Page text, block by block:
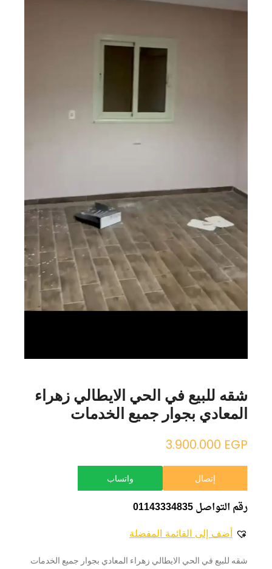
شقه للبيع في الحي الايطالي زهراء
المعادي بجوار جميع الخدمات
3.900.000 EGP
إتصال واتساب
رقم التواصل 01143334835
أضف إلى القائمة المفضلة
شقه للبيع في الحي الايطالي زهراء المعادي بجوار جميع الخدمات